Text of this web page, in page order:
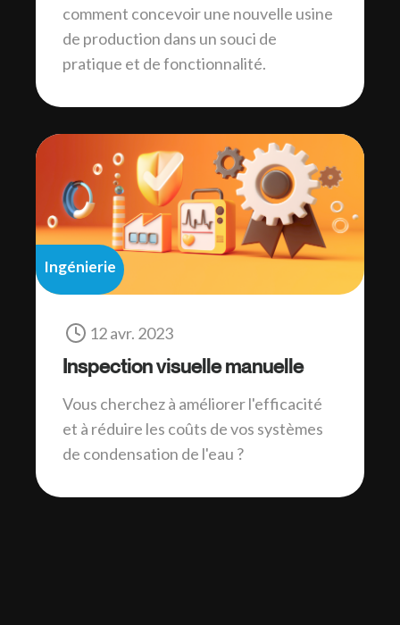
comment concevoir une nouvelle usine
de production dans un souci de
pratique et de fonctionnalité.
Ingénierie
12 avr. 2023
Inspection visuelle manuelle
Vous cherchez à améliorer l'efficacité
et à réduire les coûts de vos systèmes
de condensation de l'eau ?